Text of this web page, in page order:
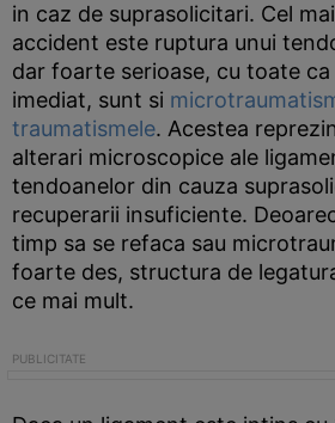
in caz de suprasolicitari. Cel
accident este ruptura unui
dar foarte serioase, cu toate ca
imediat, sunt si
traumatismele. Acestea
alterari microscopice ale
tendoanelor din cauza
recuperarii insuficiente.
timp sa se refaca sau
foarte des, structura de
ce mai mult.